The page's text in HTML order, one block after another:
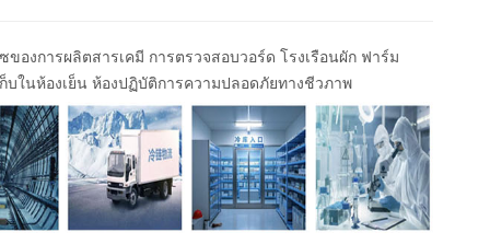
องการผลิตสารเคมี การตรวจสอบวอร์ด โรงเรือนผัก ฟาร์ม
ในห้องเย็น ห้องปฏิบัติการความปลอดภัยทางชีวภาพ